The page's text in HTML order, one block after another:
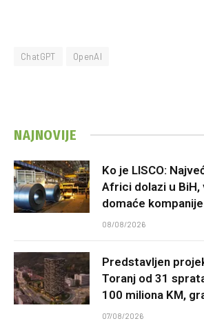
ChatGPT OpenAI
NAJNOVIJE
Ko je LISCO:
Africi dolazi u BiH,
domaće kompanije
08/08/2026
Predstavljen
Toranj od 31
100 miliona KM,
07/08/2026